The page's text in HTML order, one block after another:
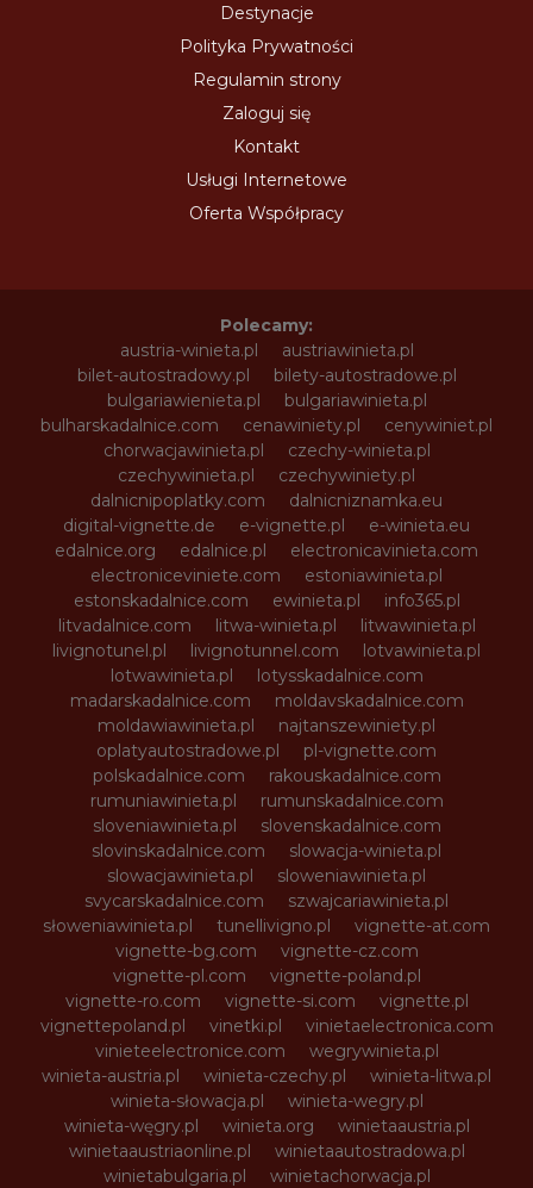
Destynacje
Polityka Prywatności
Regulamin strony
Zaloguj się
Kontakt
Usługi Internetowe
Oferta Współpracy
Polecamy:
austria-winieta.pl
austriawinieta.pl
bilet-autostradowy.pl
bilety-autostradowe.pl
bulgariawienieta.pl
bulgariawinieta.pl
bulharskadalnice.com
cenawiniety.pl
cenywiniet.pl
chorwacjawinieta.pl
czechy-winieta.pl
czechywinieta.pl
czechywiniety.pl
dalnicnipoplatky.com
dalnicniznamka.eu
digital-vignette.de
e-vignette.pl
e-winieta.eu
edalnice.org
edalnice.pl
electronicavinieta.com
electroniceviniete.com
estoniawinieta.pl
estonskadalnice.com
ewinieta.pl
info365.pl
litvadalnice.com
litwa-winieta.pl
litwawinieta.pl
livignotunel.pl
livignotunnel.com
lotvawinieta.pl
lotwawinieta.pl
lotysskadalnice.com
madarskadalnice.com
moldavskadalnice.com
moldawiawinieta.pl
najtanszewiniety.pl
oplatyautostradowe.pl
pl-vignette.com
polskadalnice.com
rakouskadalnice.com
rumuniawinieta.pl
rumunskadalnice.com
sloveniawinieta.pl
slovenskadalnice.com
slovinskadalnice.com
slowacja-winieta.pl
slowacjawinieta.pl
sloweniawinieta.pl
svycarskadalnice.com
szwajcariawinieta.pl
słoweniawinieta.pl
tunellivigno.pl
vignette-at.com
vignette-bg.com
vignette-cz.com
vignette-pl.com
vignette-poland.pl
vignette-ro.com
vignette-si.com
vignette.pl
vignettepoland.pl
vinetki.pl
vinietaelectronica.com
vinieteelectronice.com
wegrywinieta.pl
winieta-austria.pl
winieta-czechy.pl
winieta-litwa.pl
winieta-słowacja.pl
winieta-wegry.pl
winieta-węgry.pl
winieta.org
winietaaustria.pl
winietaaustriaonline.pl
winietaautostradowa.pl
winietabulgaria.pl
winietachorwacja.pl